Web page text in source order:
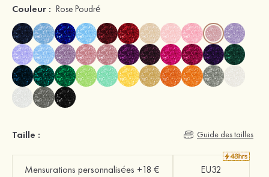
Couleur : Rose Poudré
Taille : Guide des tailles
Mensurations personnalisées +18 € EU32